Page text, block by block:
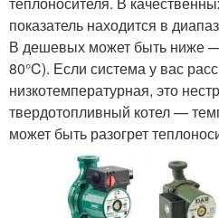
показатель находится в
В дешевых может быть ниже
80°C). Если система у вас
низкотемпературная, это
твердотопливный котел —
может быть разогрет